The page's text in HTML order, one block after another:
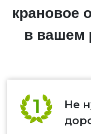
крановое
в вашем
Не